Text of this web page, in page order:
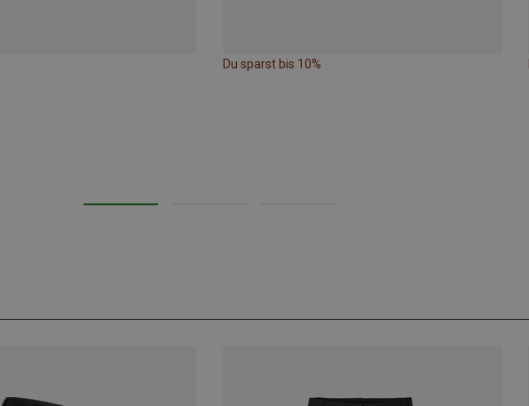
Du sparst bis 10%